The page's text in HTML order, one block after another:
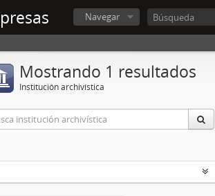
Navegar
Mostrando 1 resultados
Institución archivística